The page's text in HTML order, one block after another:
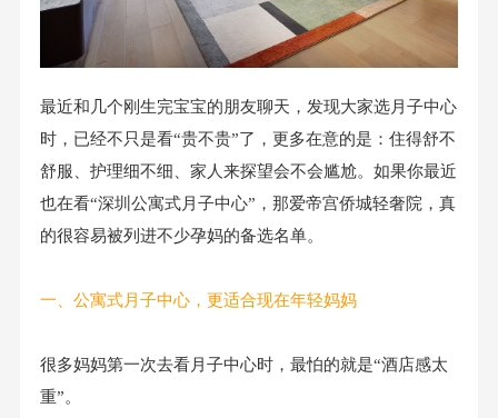
最近和几个刚生完宝宝的朋友聊天，发现大家选月子中心
时，已经不只是看“贵不贵”了，更多在意的是：住得舒不
舒服、护理细不细、家人来探望会不会尴尬。如果你最近
也在看“深圳公寓式月子中心”，那爱帝宫侨城轻奢院，真
的很容易被列进不少孕妈的备选名单。
一、公寓式月子中心，更适合现在年轻妈妈
很多妈妈第一次去看月子中心时，最怕的就是“酒店感太
重”。